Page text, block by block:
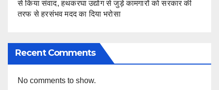
से किया संवाद, हथकरघा उद्योग से जुड़े कामगारों को सरकार की
तरफ से हरसंभव मदद का दिया भरोसा
Recent Comments
No comments to show.